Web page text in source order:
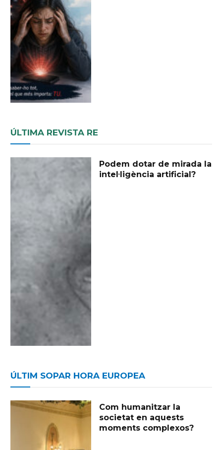
ÚLTIMA REVISTA RE
Podem dotar de mirada la
intel·ligència artificial?
ÚLTIM SOPAR HORA EUROPEA
Com humanitzar la
societat en aquests
moments complexos?